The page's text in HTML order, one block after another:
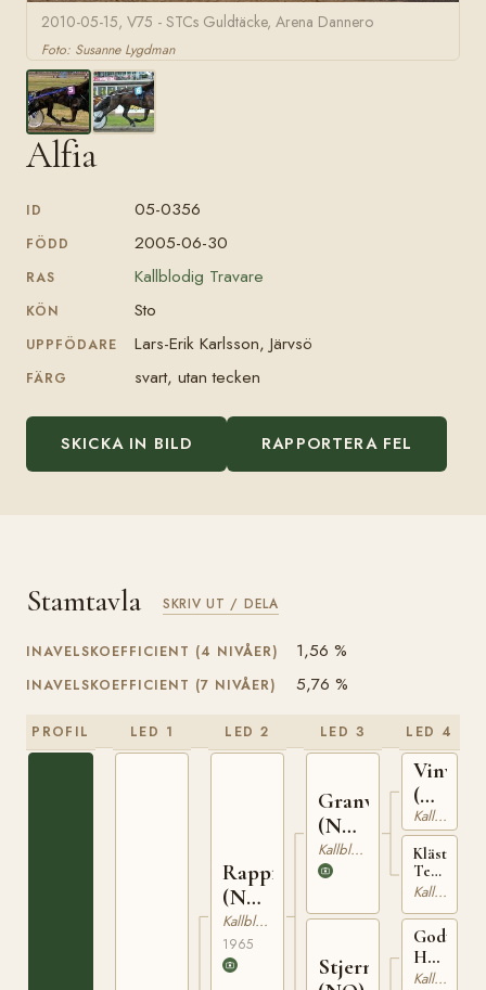
2010-05-15, V75 - STCs Guldtäcke, Arena Dannero
Foto: Susanne Lygdman
Alfia
ID 05-0356
FÖDD 2005-06-30
RAS Kallblodig Travare
KÖN Sto
UPPFÖDARE Lars-Erik Karlsson, Järvsö
FÄRG svart, utan tecken
SKICKA IN BILD RAPPORTERA FEL
Stamtavla SKRIV UT / DELA
INAVELSKOEFFICIENT (4 NIVÅER) 1,56 %
INAVELSKOEFFICIENT (7 NIVÅER) 5,76 %
PROFIL LED 1 LED 2
Rappfot
(NO)
NT
75
Kallblodig Travare
1965
LED 3
Granvar
(NO)
NT
52
Kallblodig Travare
Stjernefrid
LED 4
Vinvar
(NO)
T-
230
Kallblodig Travare
Klästad
Terna
(NO)
1427
Kallblodig Travare
Godt
Håp
(NO)
Kallblodig Travare